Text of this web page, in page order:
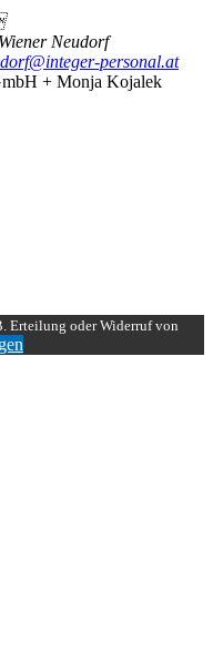
Wiener Neudorf
personal.at
+ Monja Kojalek
Erteilung oder Widerruf von